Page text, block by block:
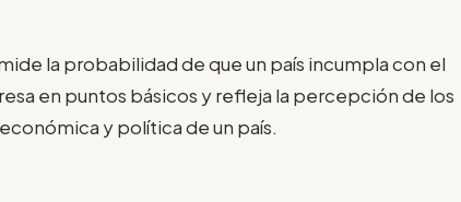
la probabilidad de que un país incumpla con el
en puntos básicos y refleja la percepción de los
y política de un país.